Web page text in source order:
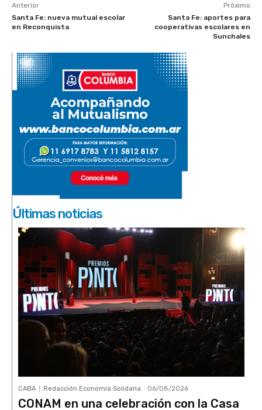
Anterior
Santa Fe: nueva mutual escolar
en Reconquista
Próximo
Santa Fe: aportes para
cooperativas escolares en
Sunchales
Últimas noticias
CABA Redacción Economía Solidaria - 06/08/2026
CONAM en una celebración con la Casa